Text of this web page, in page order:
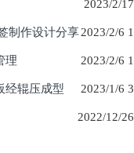
2023/2/17
2023/2/6 1
制作设计分享
2023/2/6 1
理
2023/1/6 3
经辊压成型
2022/12/26